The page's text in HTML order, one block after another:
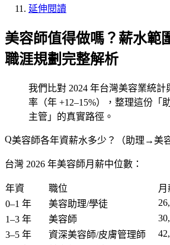
延伸閱讀
美容師值得做嗎？薪水範
職涯規劃完整解析
我們比對 2024 年台灣美容業統計
率（年 +12–15%），整理這份
主管」的真實路徑。
美容師各年資薪水多少？（助理→美
台灣 2026 年美容師月薪中位數：
年資 職位 月
0–1 年
美容助理/學徒
1–3 年
美容師
3–5 年
資深美容師/皮膚管理師